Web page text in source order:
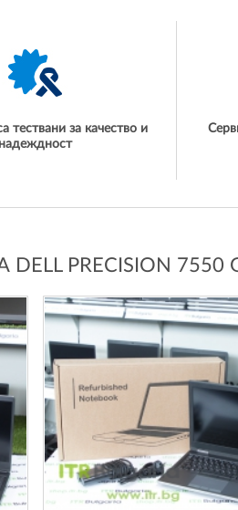
тествани за качество и
надеждност
PRECISION 7550